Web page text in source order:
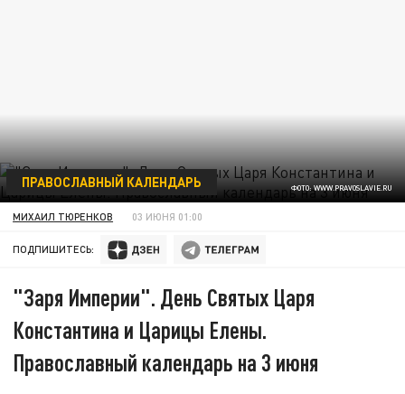
ФОТО: WWW.PRAVOSLAVIE.RU
ПРАВОСЛАВНЫЙ КАЛЕНДАРЬ
МИХАИЛ ТЮРЕНКОВ 03 ИЮНЯ 01:00
ПОДПИШИТЕСЬ:
"Заря Империи". День Святых Царя
Константина и Царицы Елены.
Православный календарь на 3 июня